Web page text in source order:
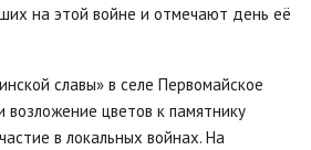
на этой войне и отмечают день её
славы» в селе Первомайское
возложение цветов к памятнику
в локальных войнах. На